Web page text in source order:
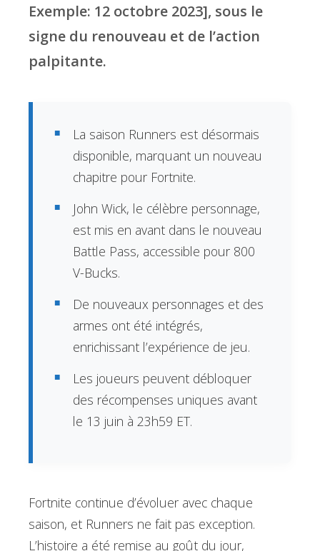
Exemple: 12 octobre 2023], sous le
signe du renouveau et de l’action
palpitante.
La saison Runners est désormais
disponible, marquant un nouveau
chapitre pour Fortnite.
John Wick, le célèbre personnage,
est mis en avant dans le nouveau
Battle Pass, accessible pour 800
V-Bucks.
De nouveaux personnages et des
armes ont été intégrés,
enrichissant l’expérience de jeu.
Les joueurs peuvent débloquer
des récompenses uniques avant
le 13 juin à 23h59 ET.
Fortnite continue d’évoluer avec chaque
saison, et Runners ne fait pas exception.
L’histoire a été remise au goût du jour,